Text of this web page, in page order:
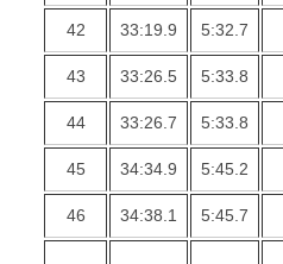
42 33:19.9 5:32.7
43 33:26.5 5:33.8
44 33:26.7 5:33.8
45 34:34.9 5:45.2
46 34:38.1 5:45.7